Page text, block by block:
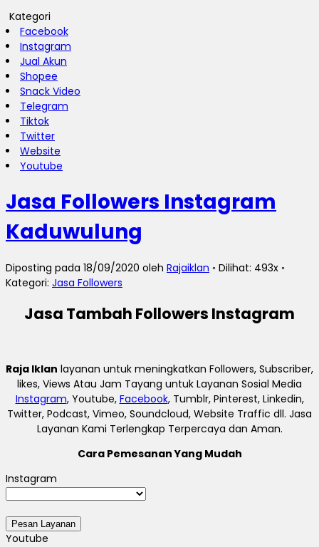
Kategori
Facebook
Instagram
Jual Akun
Shopee
Snack Video
Telegram
Tiktok
Twitter
Website
Youtube
Jasa Followers Instagram
Kaduwulung
Diposting pada 18/09/2020 oleh Rajaiklan ◦ Dilihat: 493x ◦
Kategori: Jasa Followers
Jasa Tambah Followers Instagram
Raja Iklan layanan untuk meningkatkan Followers, Subscriber,
likes, Views Atau Jam Tayang untuk Layanan Sosial Media
Instagram, Youtube, Facebook, Tumblr, Pinterest, Linkedin,
Twitter, Podcast, Vimeo, Soundcloud, Website Traffic dll. Jasa
Layanan Kami Terlengkap Terpercaya dan Aman.
Cara Pemesanan Yang Mudah
Instagram
Youtube